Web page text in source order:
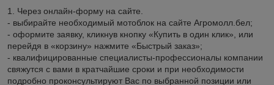
1. Через онлайн-форму на сайте.
- выбирайте необходимый мотоблок на сайте Агромолл.бел;
- оформите заявку, кликнув кнопку «Купить в один клик», или
перейдя в «корзину» нажмите «Быстрый заказ»;
- квалифицированные специалисты-профессионалы компании
свяжутся с вами в кратчайшие сроки и при необходимости
подробно проконсультируют Вас по выбранной позиции или